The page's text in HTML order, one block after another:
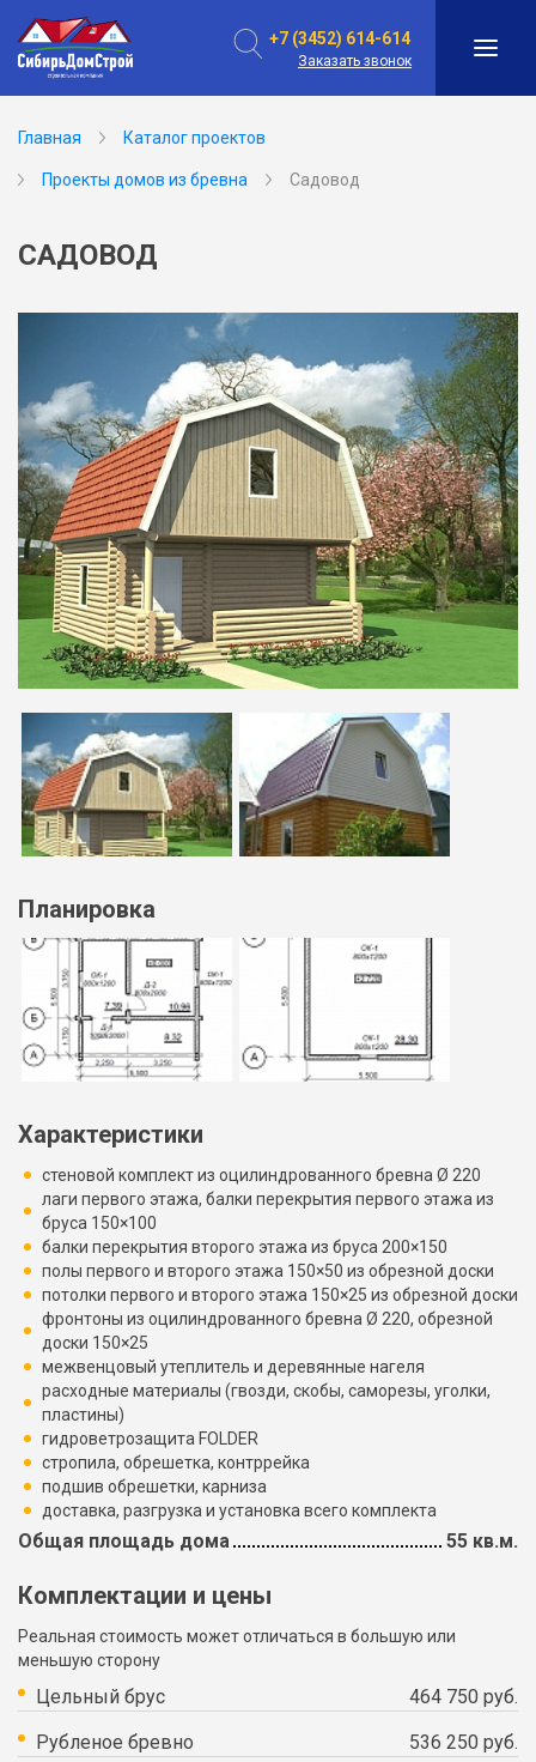
+7 (3452) 614-614
Заказать звонок
Главная Каталог проектов
Проекты домов из бревна Садовод
САДОВОД
Планировка
Характеристики
стеновой комплект из оцилиндрованного бревна Ø 220
лаги первого этажа, балки перекрытия первого этажа из
бруса 150×100
балки перекрытия второго этажа из бруса 200×150
полы первого и второго этажа 150×50 из обрезной доски
потолки первого и второго этажа 150×25 из обрезной доски
фронтоны из оцилиндрованного бревна Ø 220, обрезной
доски 150×25
межвенцовый утеплитель и деревянные нагеля
расходные материалы (гвозди, скобы, саморезы, уголки,
пластины)
гидроветрозащита FOLDER
стропила, обрешетка, контррейка
подшив обрешетки, карниза
доставка, разгрузка и установка всего комплекта
Общая площадь дома 55 кв.м.
Комплектации и цены
Реальная стоимость может отличаться в большую или
меньшую сторону
Цельный брус
464 750 руб.
Рубленое бревно
536 250 руб.